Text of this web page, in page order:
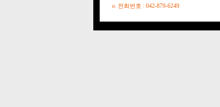
o. 전화번호 : 042-879-6249